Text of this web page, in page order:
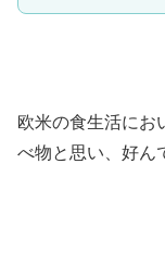
欧米の食生活にお
べ物と思い、好ん